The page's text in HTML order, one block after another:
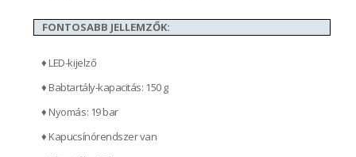
FONTOSABB JELLEMZŐK:
♦ LED-kijelző
♦ Babtartály-kapacitás: 150 g
♦ Nyomás: 19 bar
♦ Kapucsínórendszer van